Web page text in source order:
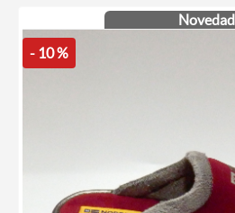
Novedad
- 10 %